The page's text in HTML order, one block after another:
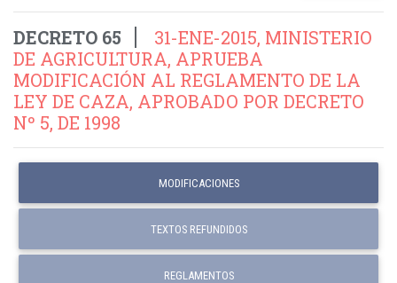
DECRETO 65
31-ENE-2015, MINISTERIO
DE AGRICULTURA, APRUEBA
MODIFICACIÓN AL REGLAMENTO DE LA
LEY DE CAZA, APROBADO POR DECRETO
Nº 5, DE 1998
MODIFICACIONES
TEXTOS REFUNDIDOS
REGLAMENTOS